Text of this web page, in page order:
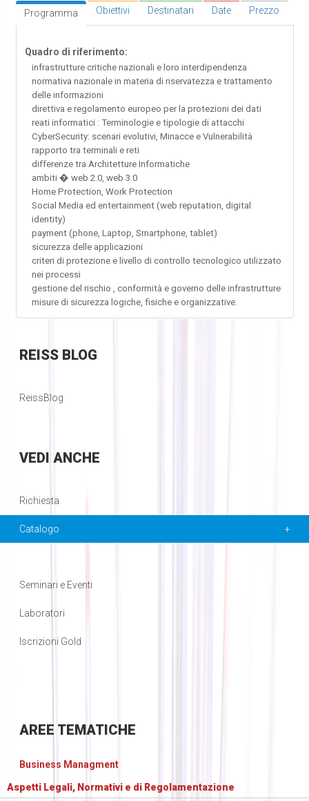
Programma Obiettivi Destinatari Date Prezzo
Quadro di riferimento:
infrastrutture critiche nazionali e loro interdipendenza
normativa nazionale in materia di riservatezza e trattamento
delle informazioni
direttiva e regolamento europeo per la protezioni dei dati
reati informatici : Terminologie e tipologie di attacchi
CyberSecurity: scenari evolutivi, Minacce e Vulnerabilità
rapporto tra terminali e reti
differenze tra Architetture Informatiche
ambiti � web 2.0, web 3.0
Home Protection, Work Protection
Social Media ed entertainment (web reputation, digital
identity)
payment (phone, Laptop, Smartphone, tablet)
sicurezza delle applicazioni
criteri di protezione e livello di controllo tecnologico utilizzato
nei processi
gestione del rischio , conformità e governo delle infrastrutture
misure di sicurezza logiche, fisiche e organizzative.
REISSBLOG
ReissBlog
VEDI ANCHE
Richiesta
Catalogo
Seminari e Eventi
Laboratori
Iscrizioni Gold
AREE TEMATICHE
Business Managment
Aspetti Legali, Normativi e di Regolamentazione